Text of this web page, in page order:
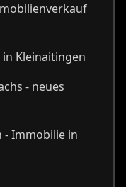
Kleinaitingen
- neues
- Immobilie in